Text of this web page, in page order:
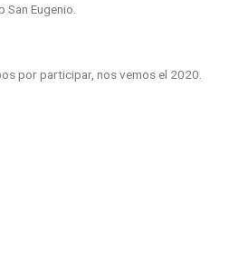
Eugenio.
por participar, nos vemos el 2020.